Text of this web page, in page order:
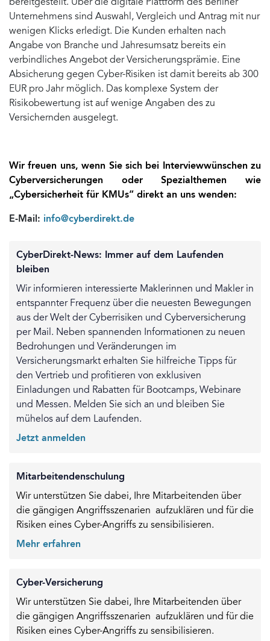
bereitgestellt. Über die digitale Plattform des Berliner
Unternehmens sind Auswahl, Vergleich und Antrag mit nur
wenigen Klicks erledigt. Die Kunden erhalten nach
Angabe von Branche und Jahresumsatz bereits ein
verbindliches Angebot der Versicherungsprämie. Eine
Absicherung gegen Cyber-Risiken ist damit bereits ab 300
EUR pro Jahr möglich. Das komplexe System der
Risikobewertung ist auf wenige Angaben des zu
Versichernden ausgelegt.
Wir freuen uns, wenn Sie sich bei Interviewwünschen zu
Cyberversicherungen oder Spezialthemen wie
„Cybersicherheit für KMUs“ direkt an uns wenden:
E-Mail: info@cyberdirekt.de
CyberDirekt-News: Immer auf dem Laufenden
bleiben
Wir informieren interessierte Maklerinnen und Makler in
entspannter Frequenz über die neuesten Bewegungen
aus der Welt der Cyberrisiken und Cyberversicherung
per Mail. Neben spannenden Informationen zu neuen
Bedrohungen und Veränderungen im
Versicherungsmarkt erhalten Sie hilfreiche Tipps für
den Vertrieb und profitieren von exklusiven
Einladungen und Rabatten für Bootcamps, Webinare
und Messen. Melden Sie sich an und bleiben Sie
mühelos auf dem Laufenden.
Jetzt anmelden
Mitarbeitendenschulung
Wir unterstützen Sie dabei, Ihre Mitarbeitenden über
die gängigen Angriffsszenarien aufzuklären und für die
Risiken eines Cyber-Angriffs zu sensibilisieren.
Mehr erfahren
Cyber-Versicherung
Wir unterstützen Sie dabei, Ihre Mitarbeitenden über
die gängigen Angriffsszenarien aufzuklären und für die
Risiken eines Cyber-Angriffs zu sensibilisieren.